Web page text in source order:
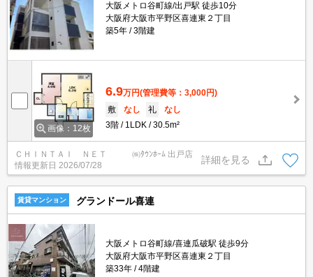
大阪メトロ谷町線/出戸駅 徒歩10分
大阪府大阪市平野区喜連東２丁目
築5年
3階建
画像：12枚
6.9万円(管理費等：3,000円)
敷
なし 礼
なし
3階
1LDK 30.5m²
ＣＨＩＮＴＡＩ ＮＥＴ ㈱ﾀｳﾝﾎｰﾑ 出戸店
情報更新日 2026/07/28
詳細を見る
賃貸マンション グランドール喜連
大阪メトロ谷町線/喜連瓜破駅 徒歩9分
大阪府大阪市平野区喜連東２丁目
築33年
4階建